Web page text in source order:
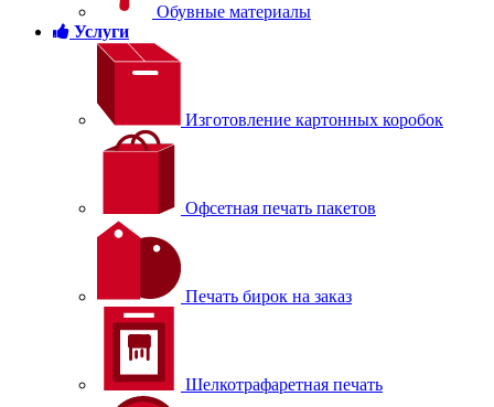
Обувные материалы
Услуги
Изготовление картонных коробок
Офсетная печать пакетов
Печать бирок на заказ
Шелкотрафаретная печать